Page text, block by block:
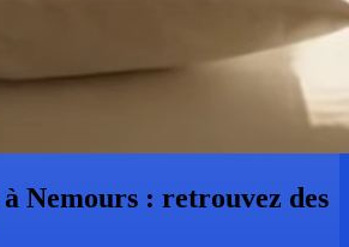
Nemours : retrouvez des